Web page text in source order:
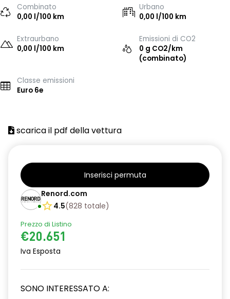
Combinato
0,00 l/100 km
Urbano
0,00 l/100 km
Extraurbano
0,00 l/100 km
Emissioni di CO2
0 g CO2/km
(combinato)
Classe emissioni
Euro 6e
scarica il pdf della vettura
Inserisci permuta
Renord.com
4.5(828 totale)
Prezzo di Listino
€20.651
Iva Esposta
SONO INTERESSATO A: